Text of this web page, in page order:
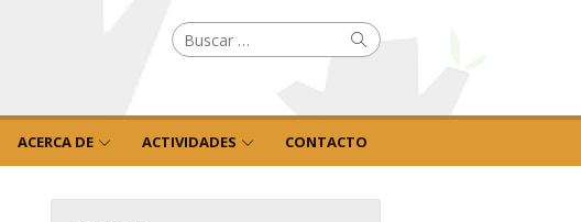
Buscar
por: Buscar
ACERCA DE ACTIVIDADES CONTACTO